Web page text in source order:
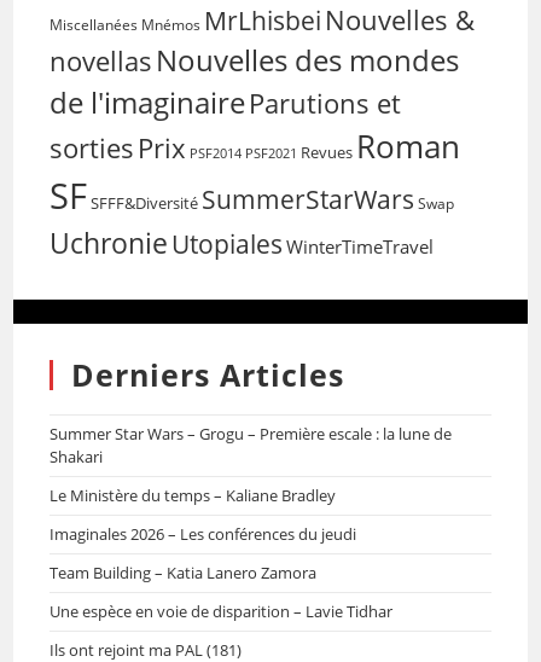
Miscellanées Mnémos MrLhisbei Nouvelles &
novellas Nouvelles des mondes
de l'imaginaireParutions et
sorties Prix PSF2014 PSF2021 Revues Roman
SFSFFF&Diversité SummerStarWars Swap
Uchronie Utopiales WinterTimeTravel
Derniers Articles
Summer Star Wars – Grogu – Première escale : la lune de
Shakari
Le Ministère du temps – Kaliane Bradley
Imaginales 2026 – Les conférences du jeudi
Team Building – Katia Lanero Zamora
Une espèce en voie de disparition – Lavie Tidhar
Ils ont rejoint ma PAL (181)